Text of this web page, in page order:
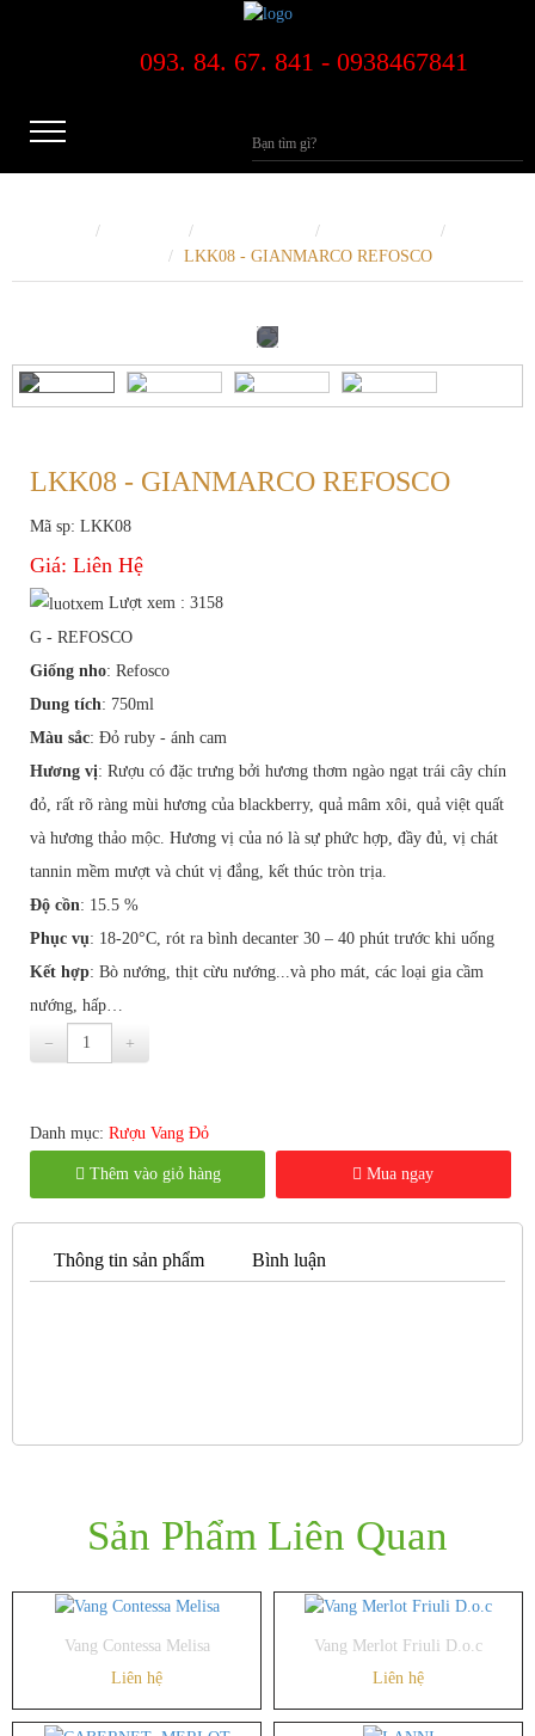
093. 84. 67. 841 - 0938467841
LKK08 - GIANMARCO REFOSCO
LKK08 - GIANMARCO REFOSCO
Mã sp: LKK08
Giá: Liên Hệ
Lượt xem : 3158
G - REFOSCO
Giống nho: Refosco
Dung tích: 750ml
Màu sắc: Đỏ ruby - ánh cam
Hương vị: Rượu có đặc trưng bởi hương thơm ngào ngạt trái cây chín
đỏ, rất rõ ràng mùi hương của blackberry, quả mâm xôi, quả việt quất
và hương thảo mộc. Hương vị của nó là sự phức hợp, đầy đủ, vị chát
tannin mềm mượt và chút vị đắng, kết thúc tròn trịa.
Độ cồn: 15.5 %
Phục vụ: 18-20°C, rót ra bình decanter 30 – 40 phút trước khi uống
Kết hợp: Bò nướng, thịt cừu nướng...và pho mát, các loại gia cầm
nướng, hấp…
Danh mục: Rượu Vang Đỏ
Thêm vào giỏ hàng Mua ngay
Thông tin sản phẩm Bình luận
Sản Phẩm Liên Quan
Vang Contessa Melisa
Liên hệ
Vang Merlot Friuli D.o.c
Liên hệ